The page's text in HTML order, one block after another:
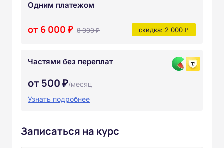
Одним платежом
от 6 000 ₽ 8 000 ₽ скидка: 2 000 ₽
Частями без переплат
от 500 ₽/месяц
Узнать подробнее
Записаться на курс